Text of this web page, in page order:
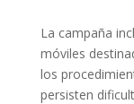
La campaña
móviles
los
persisten